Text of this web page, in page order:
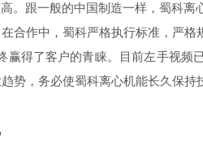
。跟一般的中国制造一样，蜀科离
作中，蜀科严格执行标准，严
，终赢得了客户的青睐。目前左手
，务必使蜀科离心机能长久保持技术